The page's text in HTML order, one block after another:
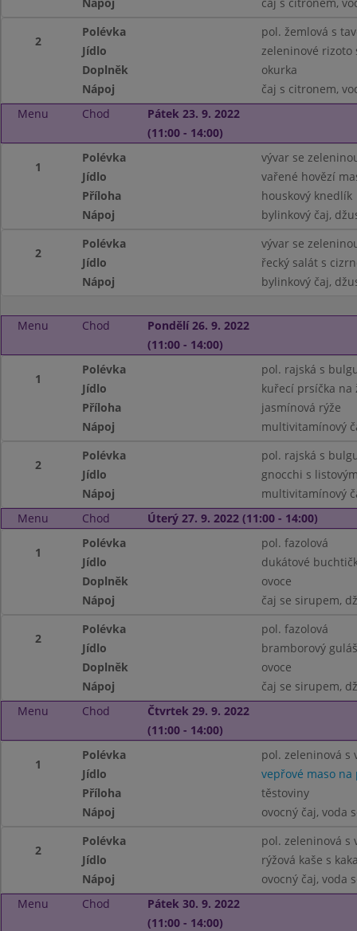
2
Polévka
pol. žemlová s
Jídlo
zeleninové rizoto
Doplněk
okurka
Nápoj
čaj s citronem,
Menu
Chod
Pátek 23. 9. 2022
(11:00 - 14:00)
1
Polévka
vývar se
Jídlo
vařené hovězí
Příloha
houskový knedlík
Nápoj
bylinkový čaj,
2
Polévka
vývar se
Jídlo
řecký salát s
Nápoj
bylinkový čaj,
Menu Chod
Pondělí 26. 9. 2022
(11:00 - 14:00)
1
Polévka
pol. rajská s
Jídlo
kuřecí prsíčka na
Příloha
jasmínová rýže
Nápoj
multivitamínový
2
Polévka
pol. rajská s
Jídlo
gnocchi s
Nápoj
multivitamínový
Menu
Chod Úterý 27. 9. 2022 (11:00 - 14:00)
1
Polévka
pol. fazolová
Jídlo
dukátové
Doplněk
ovoce
Nápoj
čaj se sirupem,
2
Polévka
pol. fazolová
Jídlo
bramborový guláš
Doplněk
ovoce
Nápoj
čaj se sirupem,
Menu
Chod
Čtvrtek 29. 9. 2022
(11:00 - 14:00)
1
Polévka
pol. zeleninová s
Jídlo
vepřové maso na
Příloha
těstoviny
Nápoj
ovocný čaj, voda
2
Polévka
pol. zeleninová s
Jídlo
rýžová kaše s
Nápoj
ovocný čaj, voda
Menu
Chod
Pátek 30. 9. 2022
(11:00 - 14:00)